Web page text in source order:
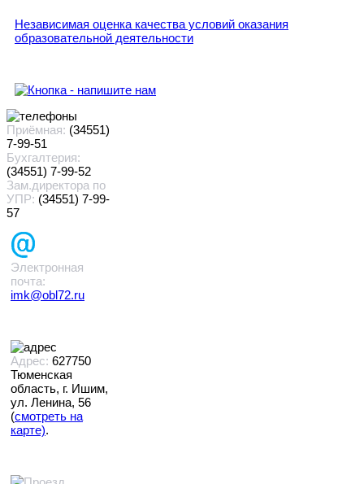
Независимая оценка качества условий оказания
образовательной деятельности
Приёмная: (34551)
7-99-51
Бухгалтерия:
(34551) 7-99-52
Зам.директора по
УПР: (34551) 7-99-
57
Электронная
почта:
imk@obl72.ru
Адрес: 627750
Тюменская
область, г. Ишим,
ул. Ленина, 56
(смотреть на
карте).